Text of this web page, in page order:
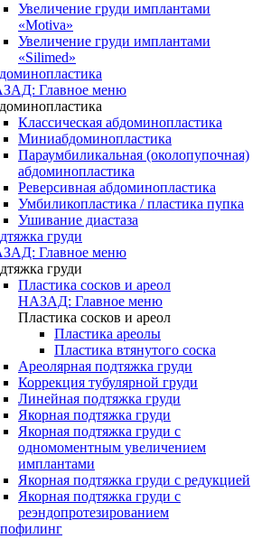
Увеличение груди имплантами
«Motiva»
Увеличение груди имплантами
«Silimed»
Главное меню
Классическая абдоминопластика
Миниабдоминопластика
Параумбиликальная (околопупочная)
абдоминопластика
Реверсивная абдоминопластика
Умбиликопластика / пластика пупка
Ушивание диастаза
груди
Главное меню
груди
Пластика сосков и ареол
НАЗАД: Главное меню
Пластика сосков и ареол
Пластика ареолы
Пластика втянутого соска
Ареолярная подтяжка груди
Коррекция тубулярной груди
Линейная подтяжка груди
Якорная подтяжка груди
Якорная подтяжка груди с
одномоментным увеличением
имплантами
Якорная подтяжка груди с редукцией
Якорная подтяжка груди с
реэндопротезированием